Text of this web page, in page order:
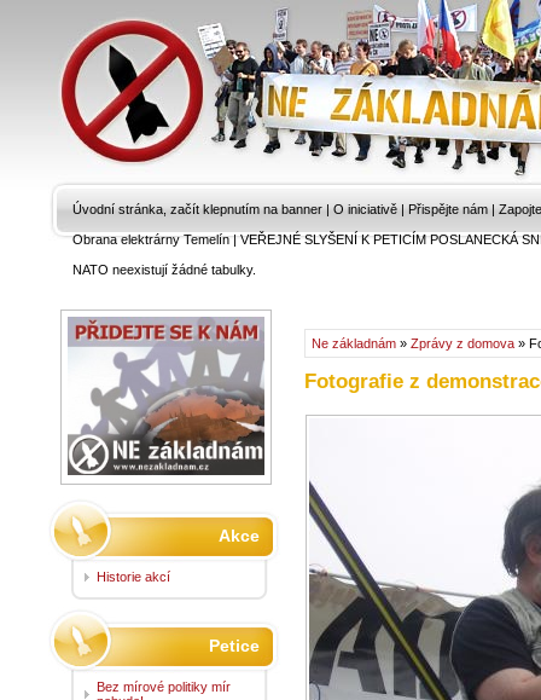
Úvodní stránka, začít klepnutím na banner | O iniciativě | Přispějte nám |
Obrana elektrárny Temelín|VEŘEJNÉ SLYŠENÍ K PETICÍM POSLANECKÁ
NATO neexistují žádné tabulky.
Ne základnám » Zprávy z domova »
Fotografie z
Akce
Historie akcí
Petice
Bez mírové politiky mír